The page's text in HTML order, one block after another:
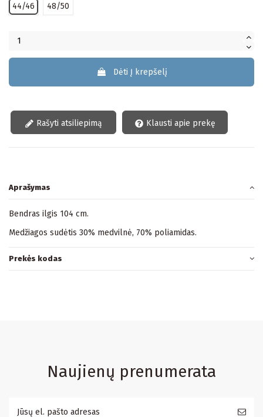
44/46
48/50
Dėti Į krepšelį
Rašyti atsiliepimą Klausti apie prekę
Aprašymas
Bendras ilgis 104 cm.
Medžiagos sudėtis 30% medvilnė, 70% poliamidas.
Prekės kodas
Naujienų prenumerata